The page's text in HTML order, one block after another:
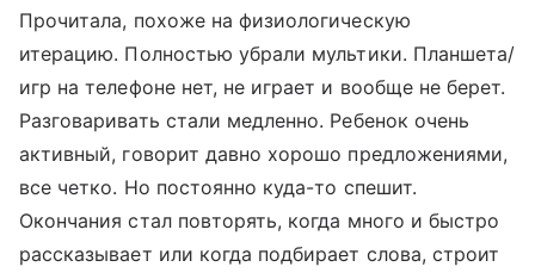
Прочитала, похоже на физиологическую
итерацию. Полностью убрали мультики. Планшета/
игр на телефоне нет, не играет и вообще не берет.
Разговаривать стали медленно. Ребенок очень
активный, говорит давно хорошо предложениями,
все четко. Но постоянно куда-то спешит.
Окончания стал повторять, когда много и быстро
рассказывает или когда подбирает слова, строит